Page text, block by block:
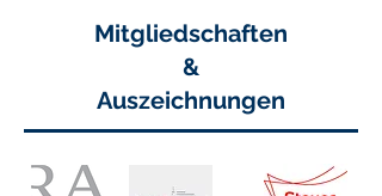
Mitgliedschaften
&
Auszeichnungen